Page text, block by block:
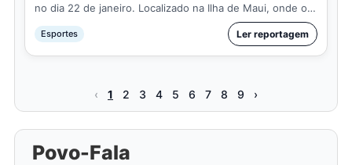
no dia 22 de janeiro. Localizado na Ilha de Maui, onde o
swell é considerado um dos maiores do planeta,
o surfista ga…
Esportes Ler reportagem
‹ 1 2 3 4 5 6 7 8 9 ›
Povo-Fala